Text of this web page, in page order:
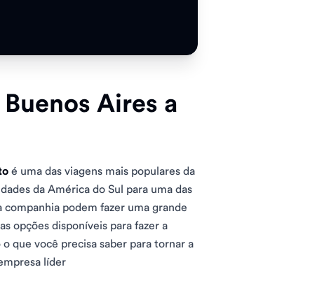
Aires a
é uma das viagens mais populares da
da América do Sul para uma das
podem fazer uma grande
opções disponíveis para fazer a
que você precisa saber para tornar a
líder